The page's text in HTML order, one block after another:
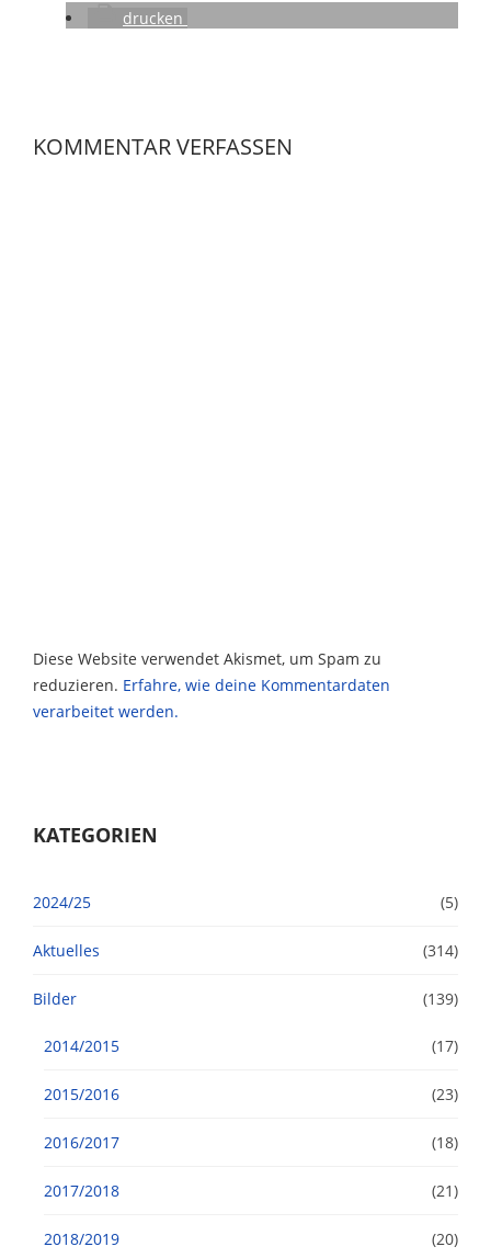
drucken
KOMMENTAR VERFASSEN
Diese Website verwendet Akismet, um Spam zu
reduzieren. Erfahre, wie deine Kommentardaten
verarbeitet werden.
KATEGORIEN
2024/25 (5)
Aktuelles (314)
Bilder (139)
2014/2015 (17)
2015/2016 (23)
2016/2017 (18)
2017/2018 (21)
2018/2019 (20)